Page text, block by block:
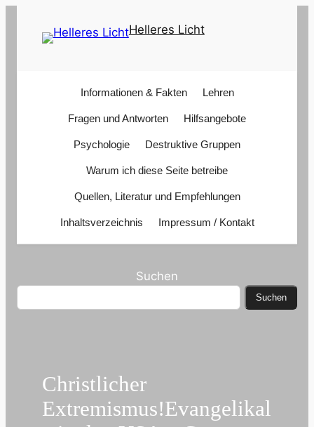
Helleres Licht
Informationen & Fakten Lehren
Fragen und Antworten Hilfsangebote
Psychologie Destruktive Gruppen
Warum ich diese Seite betreibe
Quellen, Literatur und Empfehlungen
Inhaltsverzeichnis Impressum / Kontakt
Suchen
Suchen
Christlicher
Extremismus!Evangelikal